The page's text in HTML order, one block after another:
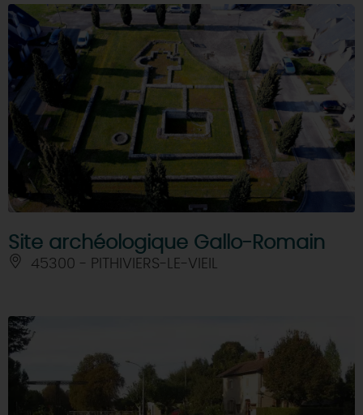
Site archéologique Gallo-Romain
45300 - PITHIVIERS-LE-VIEIL